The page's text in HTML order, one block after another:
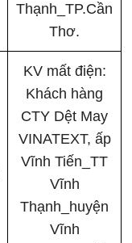
Thạnh_TP.Cần
Thơ.
KV mất điện:
Khách hàng
CTY Dệt May
VINATEXT, ấp
Vĩnh Tiến_TT
Vĩnh
Thạnh_huyện
Vĩnh